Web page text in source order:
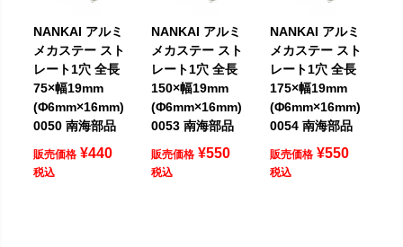
NANKAI アルミ
メカステー スト
レート1穴 全長
75×幅19mm
(Φ6mm×16mm)
0050 南海部品
販売価格 ¥440
税込
NANKAI アルミ
メカステー スト
レート1穴 全長
150×幅19mm
(Φ6mm×16mm)
0053 南海部品
販売価格 ¥550
税込
NANKAI アルミ
メカステー スト
レート1穴 全長
175×幅19mm
(Φ6mm×16mm)
0054 南海部品
販売価格 ¥550
税込